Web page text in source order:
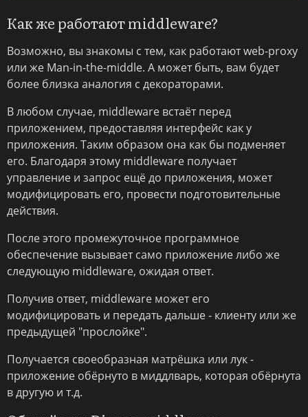
Как же работают middleware?
Возможно, вы знакомы с тем, как работают web-proxy
или же Man-in-the-middle. А может быть, вам будет
более близка аналогия с декораторами.
В любом случае, middleware встаёт перед
приложением, предоставляя интерфейс как у
приложения. Таким образом она как бы подменяет
его. Благодаря этому middleware получает
управление и запрос ещё до приложения, может
модифицировать его, провести подготовительные
действия.
После этого промежуточное программное
обеспечение вызывает само приложение либо же
следующую middleware, ожидая ответ.
Получив ответ, middleware может его
модифицировать и передать дальше - клиенту или же
предыдущей "прослойке".
Получается своеобразная матрёшка или лук -
приложение обёрнуто в миддлварь, которая обёрнута
в другую и т.д.